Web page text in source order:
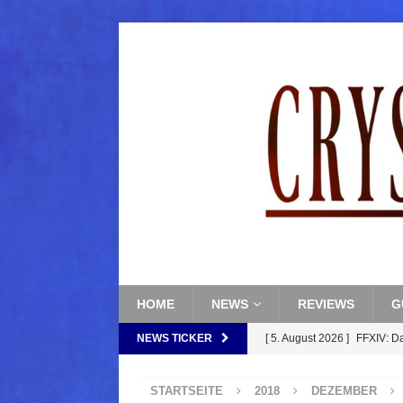
HOME NEWS REVIEWS
NEWS TICKER [ 5. August 2026 ] FFXIV:
FFXIV:
STARTSEITE 2018 DEZEMBER